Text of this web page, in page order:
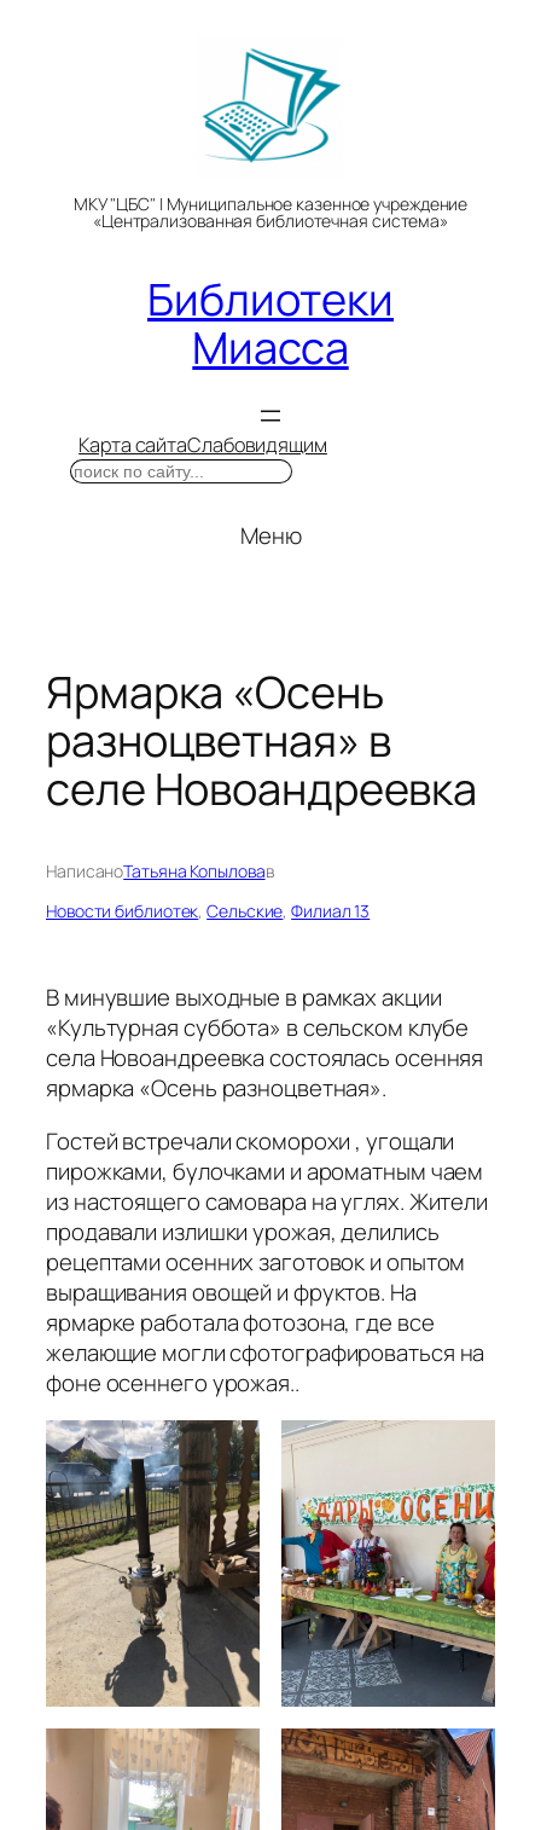
МКУ "ЦБС" | Муниципальное казенное учреждение
«Централизованная библиотечная система»
Библиотеки
Миасса
Карта сайтаСлабовидящим
Поиск
Меню
Ярмарка «Осень
разноцветная» в
селе Новоандреевка
НаписаноТатьяна Копыловав
Новости библиотек, Сельские, Филиал 13
В минувшие выходные в рамках акции
«Культурная суббота» в сельском клубе
села Новоандреевка состоялась осенняя
ярмарка «Осень разноцветная».
Гостей встречали скоморохи , угощали
пирожками, булочками и ароматным чаем
из настоящего самовара на углях. Жители
продавали излишки урожая, делились
рецептами осенних заготовок и опытом
выращивания овощей и фруктов. На
ярмарке работала фотозона, где все
желающие могли сфотографироваться на
фоне осеннего урожая..